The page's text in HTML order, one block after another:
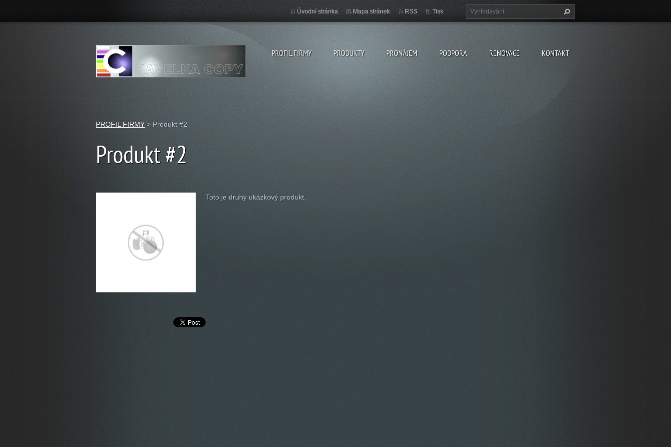
PROFIL FIRMY PRODUKTY PRONÁJEM PODPORA RENOVACE KONTAKT
Úvodní stránka Mapa stránek RSS Tisk
PROFIL FIRMY > Produkt #2
Produkt #2
Toto je druhý ukázkový produkt.